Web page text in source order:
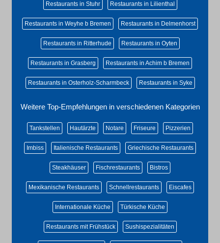
Restaurants in Stuhr Restaurants in Lilienthal
Restaurants in Weyhe b Bremen Restaurants in Delmenhorst
Restaurants in Ritterhude Restaurants in Oyten
Restaurants in Grasberg Restaurants in Achim b Bremen
Restaurants in Osterholz-Scharmbeck Restaurants in Syke
Weitere Top-Empfehlungen in verschiedenen Kategorien
Tankstellen Hautärzte Notare Friseure Pizzerien
Imbiss Italienische Restaurants Griechische Restaurants
Steakhäuser Fischrestaurants Bistros
Mexikanische Restaurants Schnellrestaurants Eiscafes
Internationale Küche Türkische Küche
Restaurants mit Frühstück Sushispezialitäten